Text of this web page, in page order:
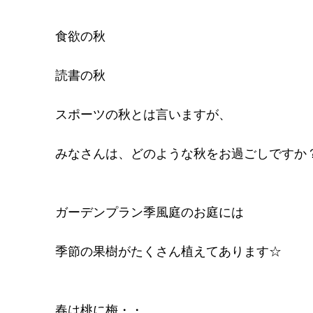
食欲の秋
読書の秋
スポーツの秋とは言いますが、
みなさんは、どのような秋をお過ごしですか
ガーデンプラン季風庭のお庭には
季節の果樹がたくさん植えてあります☆
春は桃に梅・・